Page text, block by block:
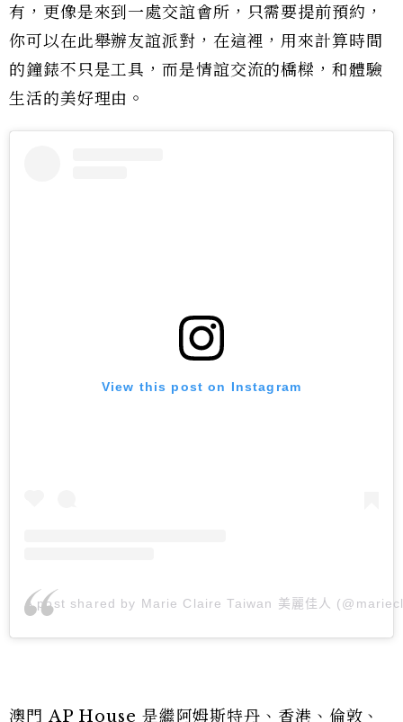
有，更像是來到一處交誼會所，只需要提前預約，
你可以在此舉辦友誼派對，在這裡，用來計算時間
的鐘錶不只是工具，而是情誼交流的橋樑，和體驗
生活的美好理由。
View this post on Instagram
A post shared by Marie Claire Taiwan 美麗佳人
澳門 AP House 是繼阿姆斯特丹、香港、倫敦、